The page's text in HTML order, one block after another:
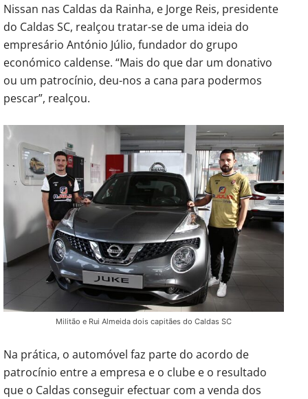
Nissan nas Caldas da Rainha, e Jorge Reis, presidente
do Caldas SC, realçou tratar-se de uma ideia do
empresário António Júlio, fundador do grupo
económico caldense. “Mais do que dar um donativo
ou um patrocínio, deu-nos a cana para podermos
pescar”, realçou.
Militão e Rui Almeida dois capitães do Caldas SC
Na prática, o automóvel faz parte do acordo de
patrocínio entre a empresa e o clube e o resultado
que o Caldas conseguir efectuar com a venda dos